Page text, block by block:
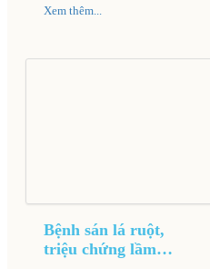
Xem thêm...
Bệnh sán lá ruột,
triệu chứng lầm